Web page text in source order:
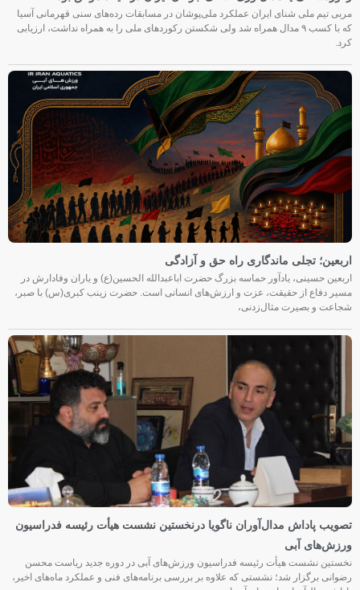
مربی تیم ملی شنای ایران عملکرد ملی‌پوشان در مسابقات رده‌های سنی قهرمانی آسیا
که با کسب ۹ مدال همراه شد ولی شکستن رکوردهای ملی را به همراه نداشت، ارزیابی
کرد.
اربعین؛ تجلی ماندگاری راه حق و آزادگی
اربعین حسینی، یادآور حماسه بزرگ حضرت اباعبدالله الحسین(ع) و یاران وفادارش در
مسیر دفاع از حقیقت، عزت و ارزش‌های انسانی است. حضرت زینب کبری(س) با صبر،
شجاعت و بصیرت مثال‌زدنی،
تصویب پاداش مدال‌آوران ناگویا درنخستین نشست هیأت رئیسه فدراسیون
ورزش‌های آبی
نخستین نشست هیأت رئیسه فدراسیون ورزش‌های آبی در دوره جدید ریاست محسن
رضوانی برگزار شد؛ نشستی که علاوه بر بررسی برنامه‌های فنی و عملکرد ماه‌های اخیر،